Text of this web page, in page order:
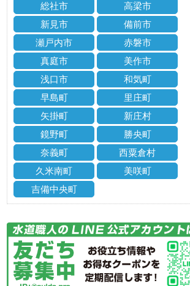
総社市
高梁市
新見市
備前市
瀬戸内市
赤磐市
真庭市
美作市
浅口市
和気町
早島町
里庄町
矢掛町
新庄村
鏡野町
勝央町
奈義町
西粟倉村
久米南町
美咲町
吉備中央町